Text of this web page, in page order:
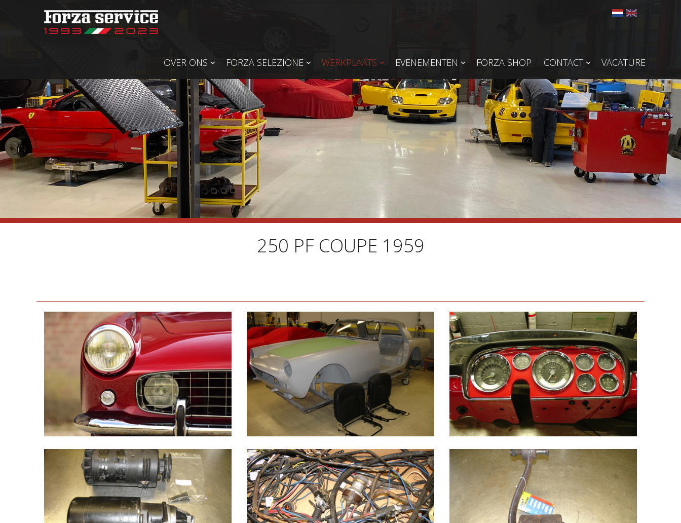
OVER ONS FORZA SELEZIONE WERKPLAATS EVENEMENTEN FORZA SHOP CONTACT VACATURE
250 PF COUPE 1959